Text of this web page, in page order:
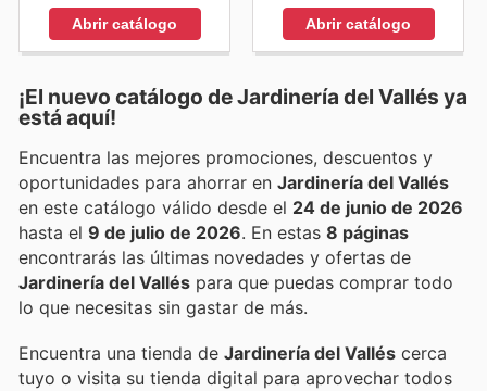
Abrir catálogo Abrir catálogo
¡El nuevo catálogo deJardinería del Vallés ya
está aquí!
Encuentra las mejores promociones, descuentos y
oportunidades para ahorrar en Jardinería del Vallés
en este catálogo válido desde el 24 de junio de 2026
hasta el 9 de julio de 2026 . En estas 8 páginas
encontrarás las últimas novedades y ofertas de
Jardinería del Vallés para que puedas comprar todo
lo que necesitas sin gastar de más.
Encuentra una tienda de Jardinería del Vallés cerca
tuyo o visita su tienda digital para aprovechar todos